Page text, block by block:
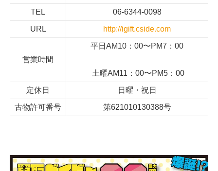
TEL 06-6344-0098
URL http://igift.cside.com
営業時間
平日 AM10 ： 00〜PM7：00
土曜AM11 ： 00〜PM5： 00
定休日 日曜・祝日
古物許可番号 第621010130388号